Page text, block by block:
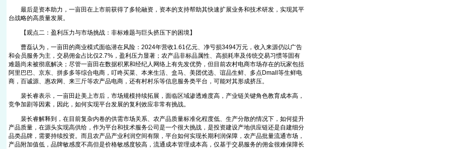
最后是资本助力，一亩田在上市前获得了多轮融资，资本的支持帮助其快速扩展业务和技术研发，实现其平
台战略的高质量发展。
【观点二：盈利压力与市场挑战：非标难题与巨头挤压下的困境】
曹磊认为，一亩田的商业模式面临潜在风险：2024年营收1.61亿元、净亏损3494万元，收入来源仍以广告
和会员服务为主，交易佣金占比仅2.7%，盈利压力显著；农产品非标品属性、高损耗率及传统交易习惯等固有
难题尚未被彻底解决；尽管一亩田在数据积累和经纪人网络上有先发优势，但目前农村电商市场存在的玩家包括
阿里巴巴、京东、拼多多等综合电商，叮咚买菜、本来生活、盒马、美团优选、谊品生鲜、多点Dmall等生鲜电
商，百诚源、惠农网、来三斤等农产品电商，还有村村乐等信息服务类平台，可能对其形成挤压。
裴长睿表示，一亩田赴美上市后，市场规模持续拓展，面临区域渗透难度高，产业链关键角色教育成本高，
竞争加剧等因素，因此，如何实现平台发展的复利效应非常有挑战。
裴长睿解释到，在目前复杂内卷的供需市场关系、农产品质量标准化程度低、生产分散的情况下，如何提升
产品质量，在源头实现高供给，作为平台和技术服务公司是一个很大挑战，是投资建设产地供应链还是自建细分
品类品牌，需要持续投资。而且农产品产业利润空间有限，平台如何实现长期利润保障，农产品批量流通市场，
产品附加值低，品牌敏感度不高但是价格敏感度较高，流通成本管理成本高，仅基于交易服务的佣金很难保障长